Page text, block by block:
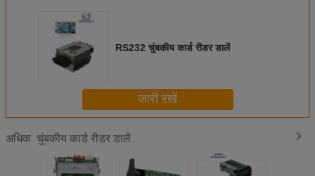
RS232 चुंबकीय कार्ड रीडर डालें
जारी रखें
अधिक चुंबकीय कार्ड रीडर डालें